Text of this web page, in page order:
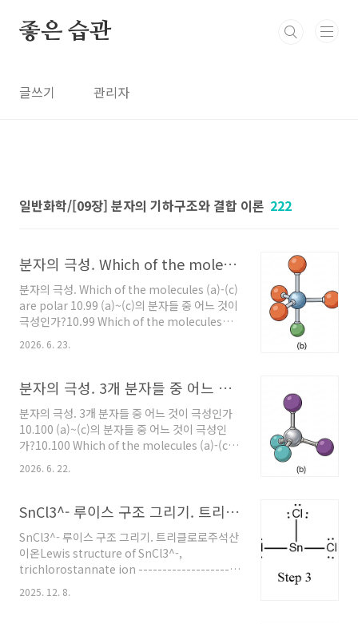
좋은 습관
글쓰기 관리자
일반화학/[09장] 분자의 기하구조와 결합 이론 222
분자의 극성. Which of the molecules (a)-(c) are polar
분자의 극성. Which of the molecules (a)-(c)
are polar 10.99 (a)~(c)의 분자들 중 어느 것이
극성인가?10.99 Which of the molecules
(a)-(c) are polar? ------------------------
[참고] 원자가 껍질 전자쌍 반발 모형으로 분자의
https://ywpop.tistory.com/2574 ] “다른
합 = 극성 결합” 인데,각 극성 결합의 쌍극자 모멘
트가서로 상쇄된다면, 즉서로 반대 방향으로 대
칭 구조이면,분자는 무극성.그렇지 않다면 분자
는 극성. (그림 a) 극성예) HCN( 참고 http..
2026. 6. 23.
분자의 극성. 3개 분자들 중 어느 것이 극성인가
분자의 극성. 3개 분자들 중 어느 것이 극성인가
10.100 (a)~(c)의 분자들 중 어느 것이 극성인
가?10.100 Which of the molecules (a)-(c)
are polar? ------------------------ [참고] 원
자가 껍질 전자쌍 반발 모형으로 분자의 기하 구
https://ywpop.tistory.com/2574 ] “다른
합 = 극성 결합” 인데,각 극성 결합의 쌍극자 모멘
트가서로 상쇄된다면, 즉서로 반대 방향으로 대
칭 구조이면,분자는 무극성.그렇지 않다면 분자
는 극성. (그림 a) 극성예) ClF5( 참고
2026. 6. 22.
SnCl3^- 루이스 구조 그리기. 트리클로로주석산 이온
SnCl3^- 루이스 구조 그리기. 트리클로로주석산
이온Lewis structure of SnCl3^-,
trichlorostannate ion ---------------------
--- [참고] 루이스 구조 그리기[
https://ywpop.tistory.com/6302 ] [1단계]
2025. 12. 8.